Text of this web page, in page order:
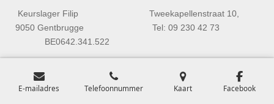
Keurslager Filip Tweekapellenstraat 10,
9050 Gentbrugge Tel: 09 230 42 73
BE0642.341.522
E-mailadres Telefoonnummer Kaart Facebook